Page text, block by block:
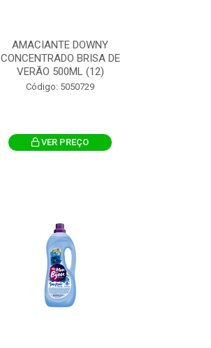
AMACIANTE DOWNY
CONCENTRADO BRISA DE
VERÃO 500ML (12)
Código: 5050729
VER PREÇO